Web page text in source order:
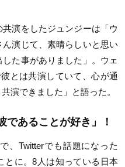
演をしたジュンジーは「ウ
演じて、素晴らしいと思い
た事がありました」。ウェ
とは共演していて、心が通
演できました」と語った。
であることが好き」！
、Twitterでも話題になった
とに。8人は知っている日本